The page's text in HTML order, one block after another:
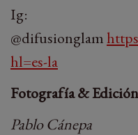
Ig:
@difusionglam
hl=es-la
Fotografía & Edición
Pablo Cánepa